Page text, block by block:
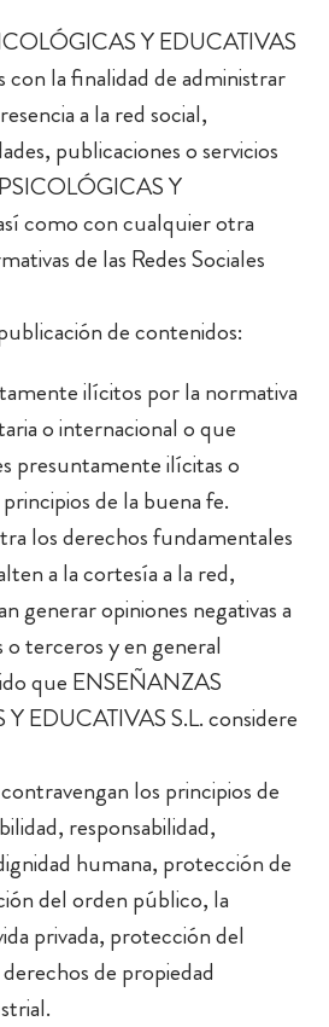
Y EDUCATIVAS
con la finalidad de administrar
a la red social,
publicaciones o servicios
Y
como con cualquier otra
de las Redes Sociales
de contenidos:
ilícitos por la normativa
o internacional o que
presuntamente ilícitas o
de la buena fe.
los derechos fundamentales
a la cortesía a la red,
generar opiniones negativas a
terceros y en general
que ENSEÑANZAS
EDUCATIVAS S.L. considere
los principios de
responsabilidad,
humana, protección de
del orden público, la
privada, protección del
de propiedad